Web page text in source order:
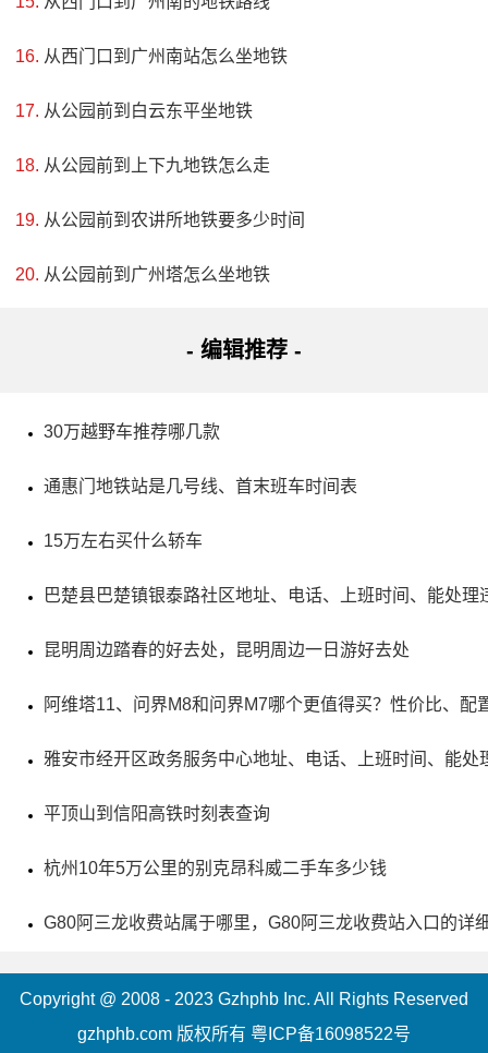
4、梅溪牌坊旅游区
电话：(0756)8519706,(0756)8635652,(0756)8659577
侨百万富翁的故居建筑和梅溪牌坊。故居建筑以中西合璧为
这些重要的文物也成为了文化遗产保护工作的一部分，有着
从西门口到广州南站怎么坐地铁
从公园前到白云东平坐地铁
从公园前到上下九地铁怎么走
从公园前到农讲所地铁要多少时间
从公园前到广州塔怎么坐地铁
- 编辑推荐 -
30万越野车推荐哪几款
通惠门地铁站是几号线、首末班车时间表
15万左右买什么轿车
巴楚县巴楚镇银泰路社区地址、电话、上班时间、能处理
昆明周边踏春的好去处，昆明周边一日游好去处
阿维塔11、问界M8和问界M7哪个更值得买？性价比、配
雅安市经开区政务服务中心地址、电话、上班时间、能处
平顶山到信阳高铁时刻表查询
杭州10年5万公里的别克昂科威二手车多少钱
G80阿三龙收费站属于哪里，G80阿三龙收费站入口的详
Copyright @ 2008 - 2023 Gzhphb Inc. All Rights Reserved
gzhphb.com 版权所有 粤ICP备16098522号